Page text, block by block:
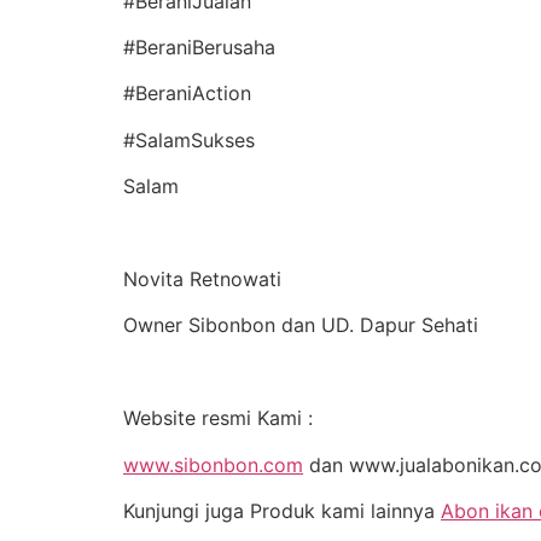
#BeraniBerusaha
#BeraniAction
#SalamSukses
Salam
Novita Retnowati
Owner Sibonbon dan UD. Dapur Sehati
Website resmi Kami :
www.sibonbon.com dan
Kunjungi juga Produk kami lainnya Abon ikan